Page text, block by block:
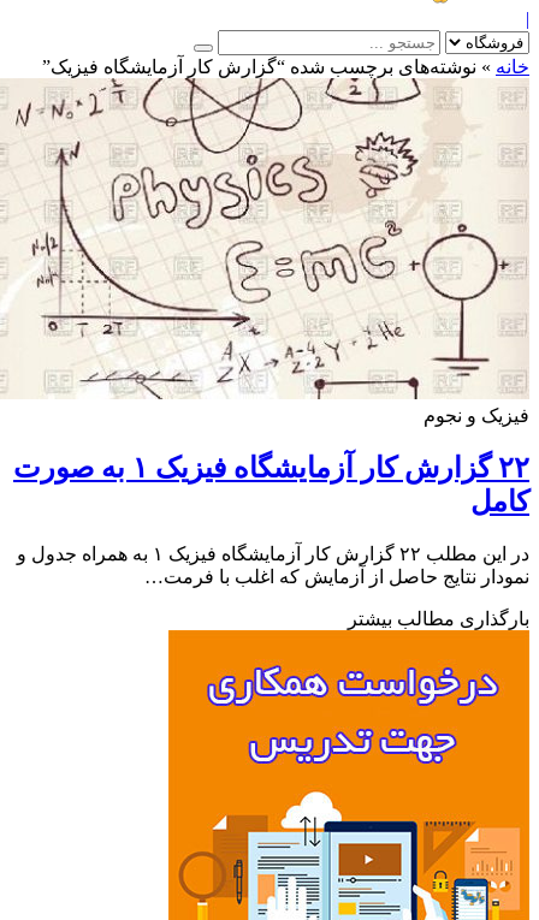
»نوشته‌های برچسب شده “گزارش کار آزمایشگاه فیزیک”
و نجوم
۲۲ گزارش کار آزمایشگاه فیزیک ۱ به صورت
در این مطلب ۲۲ گزارش کار آزمایشگاه فیزیک ۱ به همراه جدول و
نتایج حاصل از آزمایش که اغلب با فرمت…
مطالب بیشتر